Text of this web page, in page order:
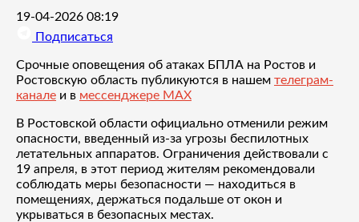
19-04-2026 08:19
Подписаться
Срочные оповещения об атаках БПЛА на Ростов и
Ростовскую область публикуются в нашем телеграм-
канале и в мессенджере MAX
В Ростовской области официально отменили режим
опасности, введенный из-за угрозы беспилотных
летательных аппаратов. Ограничения действовали с
19 апреля, в этот период жителям рекомендовали
соблюдать меры безопасности — находиться в
помещениях, держаться подальше от окон и
укрываться в безопасных местах.